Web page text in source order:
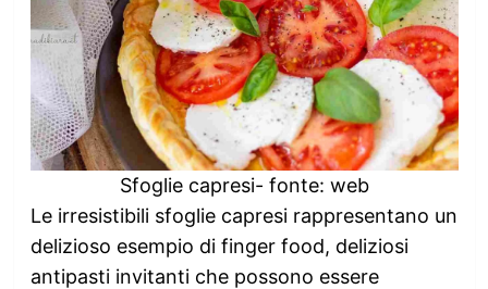
Sfoglie capresi- fonte: web
Le irresistibili sfoglie capresi rappresentano un
delizioso esempio di finger food, deliziosi
antipasti invitanti che possono essere